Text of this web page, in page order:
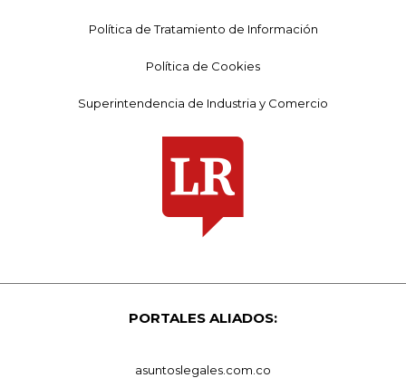
Política de Tratamiento de Información
Política de Cookies
Superintendencia de Industria y Comercio
PORTALES ALIADOS:
asuntoslegales.com.co